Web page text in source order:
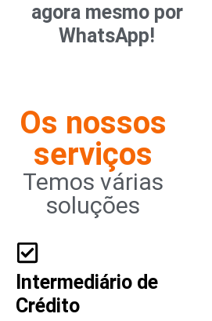
agora mesmo por
WhatsApp!
Os nossos
serviços
Temos várias
soluções
Intermediário de
Crédito